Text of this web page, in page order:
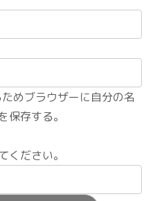
めブラウザーに自分の名
保存する。
ください。